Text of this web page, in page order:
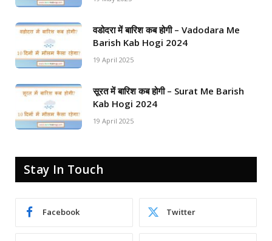
वडोदरा में बारिश कब होगी – Vadodara Me
Barish Kab Hogi 2024
19 April 2025
सूरत में बारिश कब होगी – Surat Me Barish
Kab Hogi 2024
19 April 2025
Stay In Touch
Facebook Twitter